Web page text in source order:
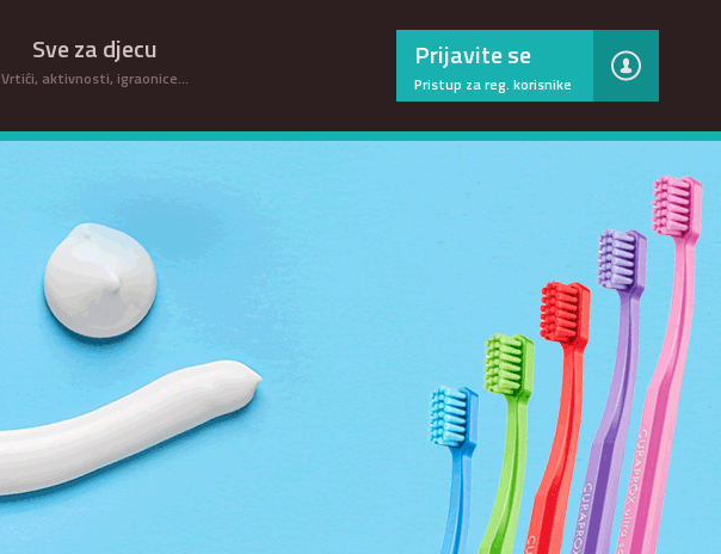
×
Sve za djecu
Vrtići, aktivnosti, igraonice…
Prijavite se
Pristup za reg. korisnike